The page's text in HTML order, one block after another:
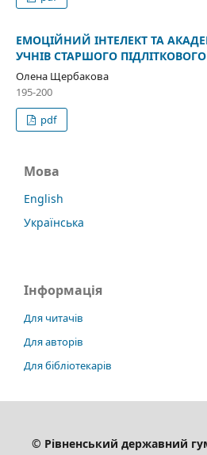
ЕМОЦІЙНИЙ ІНТЕЛЕКТ ТА
УЧНІВ СТАРШОГО ПІДЛІТКОВОГО
Олена Щербакова
195-200
pdf
Мова
English
Українська
Інформація
Для читачів
Для авторів
Для бібліотекарів
© Рівненський державний